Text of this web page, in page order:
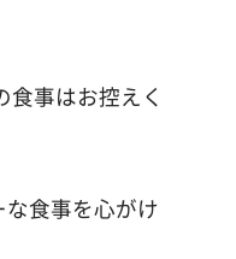
食事はお控えく
食事を心がけ